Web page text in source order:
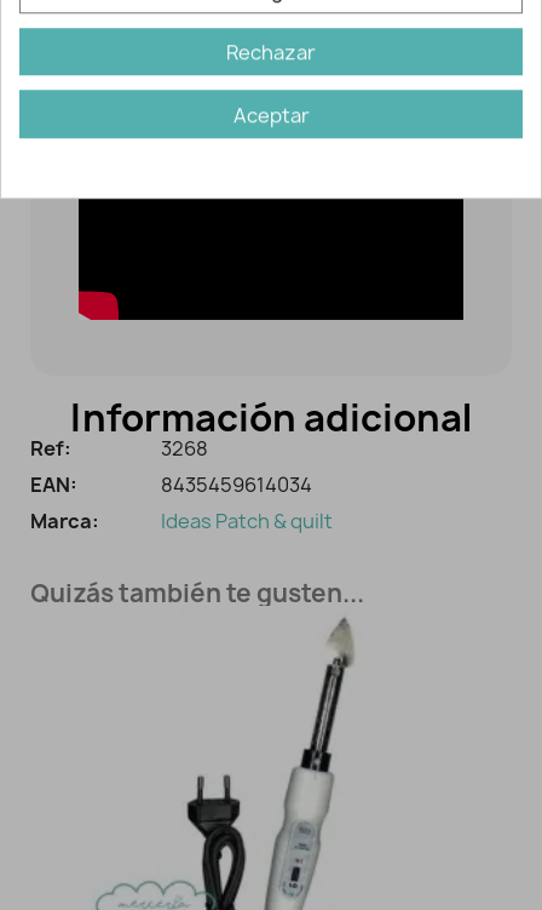
Información adicional
Ref:
3268
EAN:
8435459614034
Marca:
Ideas Patch & quilt
Quizás también te gusten...
Rechazar
Aceptar